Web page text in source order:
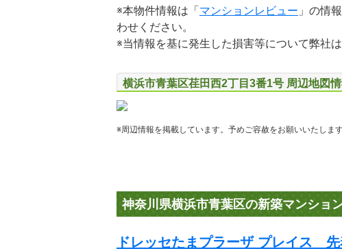
※本物件情報は「 マンションレビュー 」の情
わせください。
※当情報を基に発生した損害等について弊社
横浜市青葉区荏田西2丁目3番1号 周辺地図
※周辺情報を掲載しています。予めご容赦をお願いいたします
神奈川県横浜市青葉区の新築マンショ
ドレッセたまプラーザ プレイス